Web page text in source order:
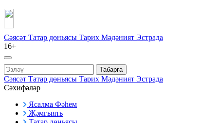
Сәясәт Татар дөньясы Тарих Мәдәният Эстрада
16+
Табарга
Сәясәт Татар дөньясы Тарих Мәдәният Эстрада
Сәхифәләр
Ясалма Фәһем
Җәмгыять